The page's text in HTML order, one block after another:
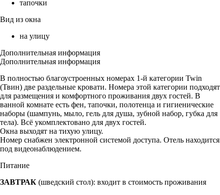
тапочки
Вид из окна
на улицу
Дополнительная информация
Дополнительная информация
В полностью благоустроенных номерах 1-й категории Twin
(Твин) две раздельные кровати. Номера этой категории подходят
для размещения и комфортного проживания двух гостей. В
ванной комнате есть фен, тапочки, полотенца и гигиенические
наборы (шампунь, мыло, гель для душа, зубной набор, губка для
тела). Всё укомплектовано для двух гостей.
Окна выходят на тихую улицу.
Номер снабжен электронной системой доступа. Отель находится
под видеонаблюдением.
Питание
ЗАВТРАК (шведский стол): входит в стоимость проживания